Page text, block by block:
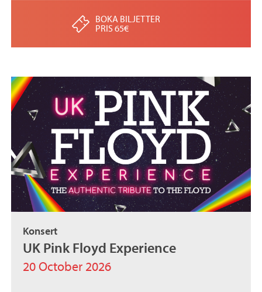
BOKA BILJETTER
PRIS 65€
Konsert
UK Pink Floyd Experience
20 October 2026